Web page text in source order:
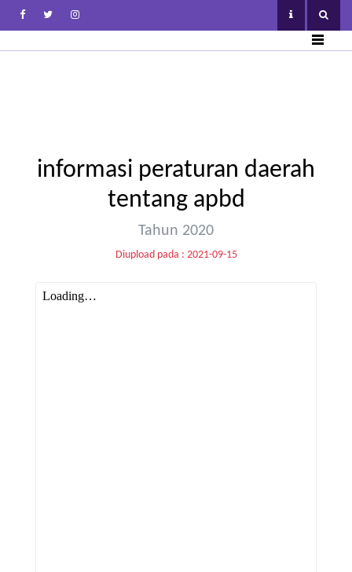
informasi peraturan daerah
tentang apbd
Tahun 2020
Diupload pada : 2021-09-15